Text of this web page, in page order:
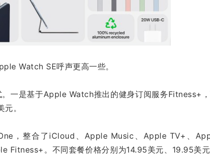
Watch SE呼声更高一些。
一是基于Apple Watch推出的健身订阅服务Fitness+
。
，整合了iCloud、Apple Music、Apple TV+、
Fitness+。不同套餐价格分别为14.95美元、19.95美